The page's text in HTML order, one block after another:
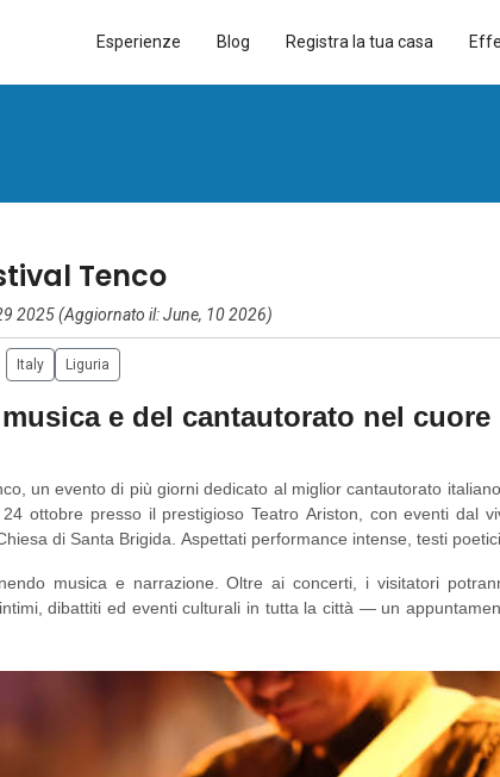
Esperienze Blog Registra la tua casa
Tenco
2025 (Aggiornato il: June, 10 2026)
Italy Liguria
e del cantautorato nel cuore
un evento di più giorni dedicato al miglior cantautorato
ottobre presso il prestigioso Teatro Ariston, con eventi dal
di Santa Brigida. Aspettati performance intense, testi poetici
musica e narrazione. Oltre ai concerti, i visitatori
dibattiti ed eventi culturali in tutta la città — un